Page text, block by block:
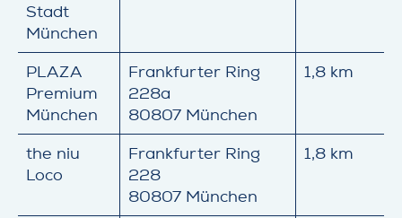
Stadt
München
PLAZA
Premium
München
Frankfurter Ring
228a
80807 München
1,8 km
the niu
Loco
Frankfurter Ring
228
80807 München
1,8 km